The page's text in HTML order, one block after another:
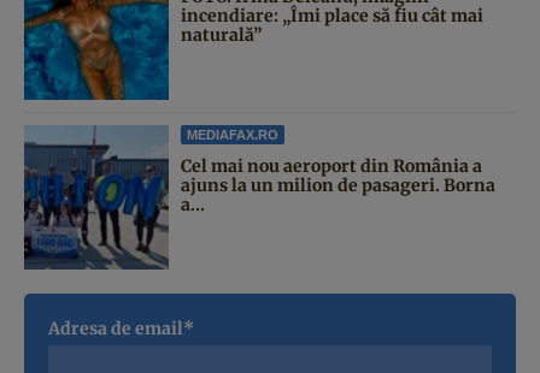
incendiare: „Îmi place să fiu cât mai
naturală”
MEDIAFAX.RO
Cel mai nou aeroport din România a
ajuns la un milion de pasageri. Borna
a...
Adresa de email*